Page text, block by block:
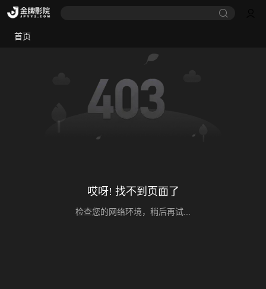
首页
哎呀! 找不到页面了
检查您的网络环境，稍后再试...